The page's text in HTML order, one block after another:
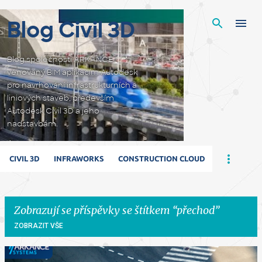
Blog Civil 3D
Blog společnosti ARKANCE
věnovaný BIM aplikacím Autodesk
pro navrhování infrastrukturních a
liniových staveb, především
Autodesk Civil 3D a jeho
nadstavbám.
CIVIL 3D INFRAWORKS CONSTRUCTION CLOUD
Zobrazují se příspěvky se štítkem přechod
ZOBRAZIT VŠE